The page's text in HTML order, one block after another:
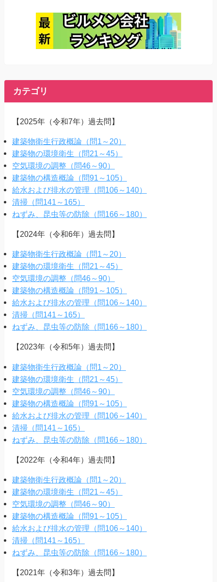
カテゴリ
【2025年（令和7年）過去問】
建築物衛生行政概論（問1～20）
建築物の環境衛生（問21～45）
空気環境の調整（問46～90）
建築物の構造概論（問91～105）
給水および排水の管理（問106～140）
清掃（問141～165）
ねずみ、昆虫等の防除（問166～180）
【2024年（令和6年）過去問】
建築物衛生行政概論（問1～20）
建築物の環境衛生（問21～45）
空気環境の調整（問46～90）
建築物の構造概論（問91～105）
給水および排水の管理（問106～140）
清掃（問141～165）
ねずみ、昆虫等の防除（問166～180）
【2023年（令和5年）過去問】
建築物衛生行政概論（問1～20）
建築物の環境衛生（問21～45）
空気環境の調整（問46～90）
建築物の構造概論（問91～105）
給水および排水の管理（問106～140）
清掃（問141～165）
ねずみ、昆虫等の防除（問166～180）
【2022年（令和4年）過去問】
建築物衛生行政概論（問1～20）
建築物の環境衛生（問21～45）
空気環境の調整（問46～90）
建築物の構造概論（問91～105）
給水および排水の管理（問106～140）
清掃（問141～165）
ねずみ、昆虫等の防除（問166～180）
【2021年（令和3年）過去問】